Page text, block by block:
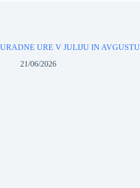
URADNE URE V JULIJU IN AVGUSTU
21/06/2026